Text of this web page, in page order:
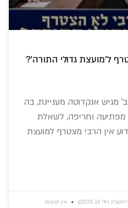
ל'מועצת גדולי התורה'?
מגיש אנקדוטה מעניינת, בה
מפתיעה וחריפה, לשאלת
אין הרבי מצטרף למועצת
13, 2023)) אין תגובות